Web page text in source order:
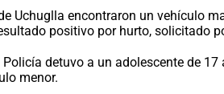
Uchuglla encontraron un vehículo
positivo por hurto, solicitado
detuvo a un adolescente de
menor.